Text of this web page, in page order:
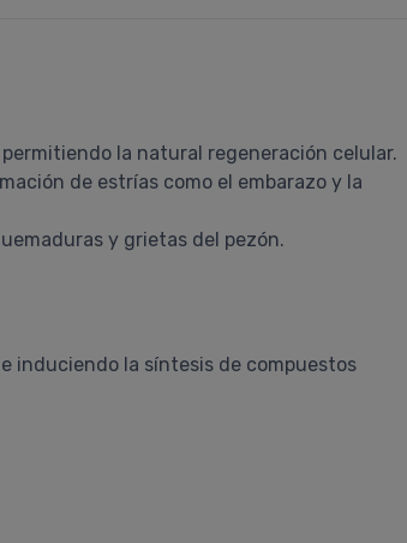
la natural regeneración celular.
de estrías como el embarazo y la
y grietas del pezón.
induciendo la síntesis de compuestos